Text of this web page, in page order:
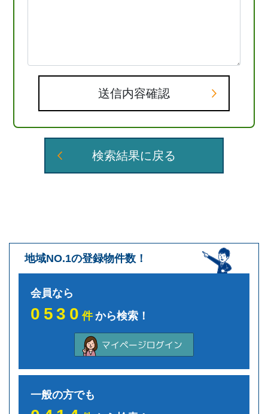
送信内容確認
検索結果に戻る
地域NO.1の登録物件数！
会員なら
0530件から検索！
一般の方でも